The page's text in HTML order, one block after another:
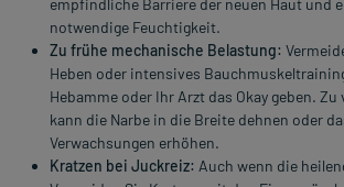
empfindliche Barriere der neuen Haut und
notwendige Feuchtigkeit.
Zu frühe mechanische Belastung:
Heben oder intensives
Hebamme oder Ihr Arzt das Okay geben.
kann die Narbe in die Breite dehnen oder
Verwachsungen erhöhen.
Kratzen bei Juckreiz: Auch wenn die